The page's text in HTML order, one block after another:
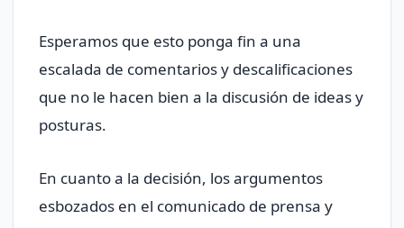
Esperamos que esto ponga fin a una
escalada de comentarios y descalificaciones
que no le hacen bien a la discusión de ideas y
posturas.
En cuanto a la decisión, los argumentos
esbozados en el comunicado de prensa y